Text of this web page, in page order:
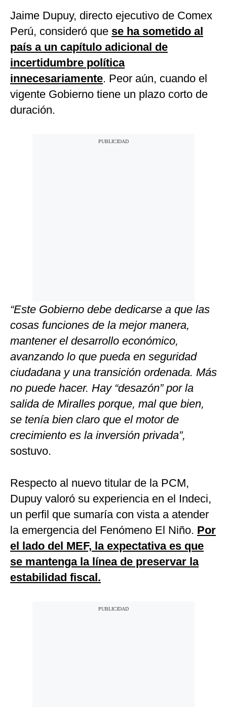
Jaime Dupuy, directo ejecutivo de Comex
Perú, consideró que se ha sometido al
país a un capítulo adicional de
incertidumbre política
innecesariamente. Peor aún, cuando el
vigente Gobierno tiene un plazo corto de
duración.
“Este Gobierno debe dedicarse a que las
cosas funciones de la mejor manera,
mantener el desarrollo económico,
avanzando lo que pueda en seguridad
ciudadana y una transición ordenada. Más
no puede hacer. Hay “desazón” por la
salida de Miralles porque, mal que bien,
se tenía bien claro que el motor de
crecimiento es la inversión privada”,
sostuvo.
Respecto al nuevo titular de la PCM,
Dupuy valoró su experiencia en el Indeci,
un perfil que sumaría con vista a atender
la emergencia del Fenómeno El Niño. Por
el lado del MEF, la expectativa es que
se mantenga la línea de preservar la
estabilidad fiscal.